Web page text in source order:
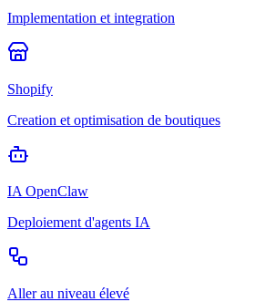
Implementation et integration
Shopify
Creation et optimisation de boutiques
IA OpenClaw
Deploiement d'agents IA
Aller au niveau élevé